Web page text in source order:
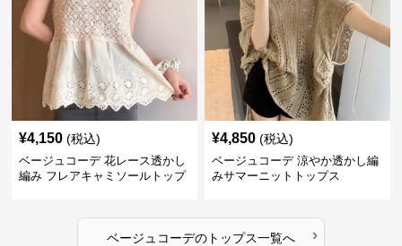
¥4,150 (税込)
ベージュコーデ 花レース透かし
編み フレアキャミソールトップ
¥4,850 (税込)
ベージュコーデ 涼やか透かし編
みサマーニットトップス
ベージュコーデのトップス一覧へ ›